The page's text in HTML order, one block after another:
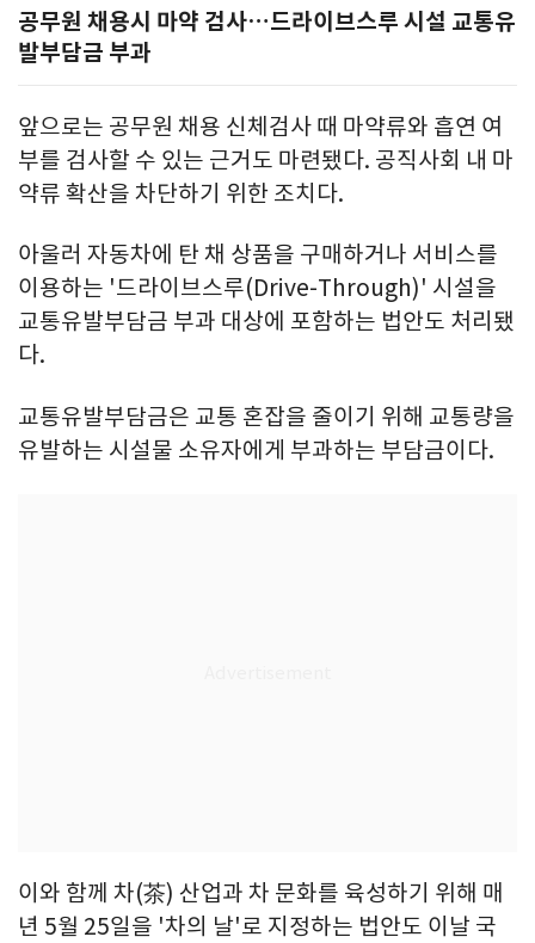
공무원 채용시 마약 검사…드라이브스루 시설 교통유
발부담금 부과
앞으로는 공무원 채용 신체검사 때 마약류와 흡연 여
부를 검사할 수 있는 근거도 마련됐다. 공직사회 내 마
약류 확산을 차단하기 위한 조치다.
아울러 자동차에 탄 채 상품을 구매하거나 서비스를
이용하는 '드라이브스루(Drive-Through)' 시설을
교통유발부담금 부과 대상에 포함하는 법안도 처리됐
다.
교통유발부담금은 교통 혼잡을 줄이기 위해 교통량을
유발하는 시설물 소유자에게 부과하는 부담금이다.
이와 함께 차(茶) 산업과 차 문화를 육성하기 위해 매
년 5월 25일을 '차의 날'로 지정하는 법안도 이날 국